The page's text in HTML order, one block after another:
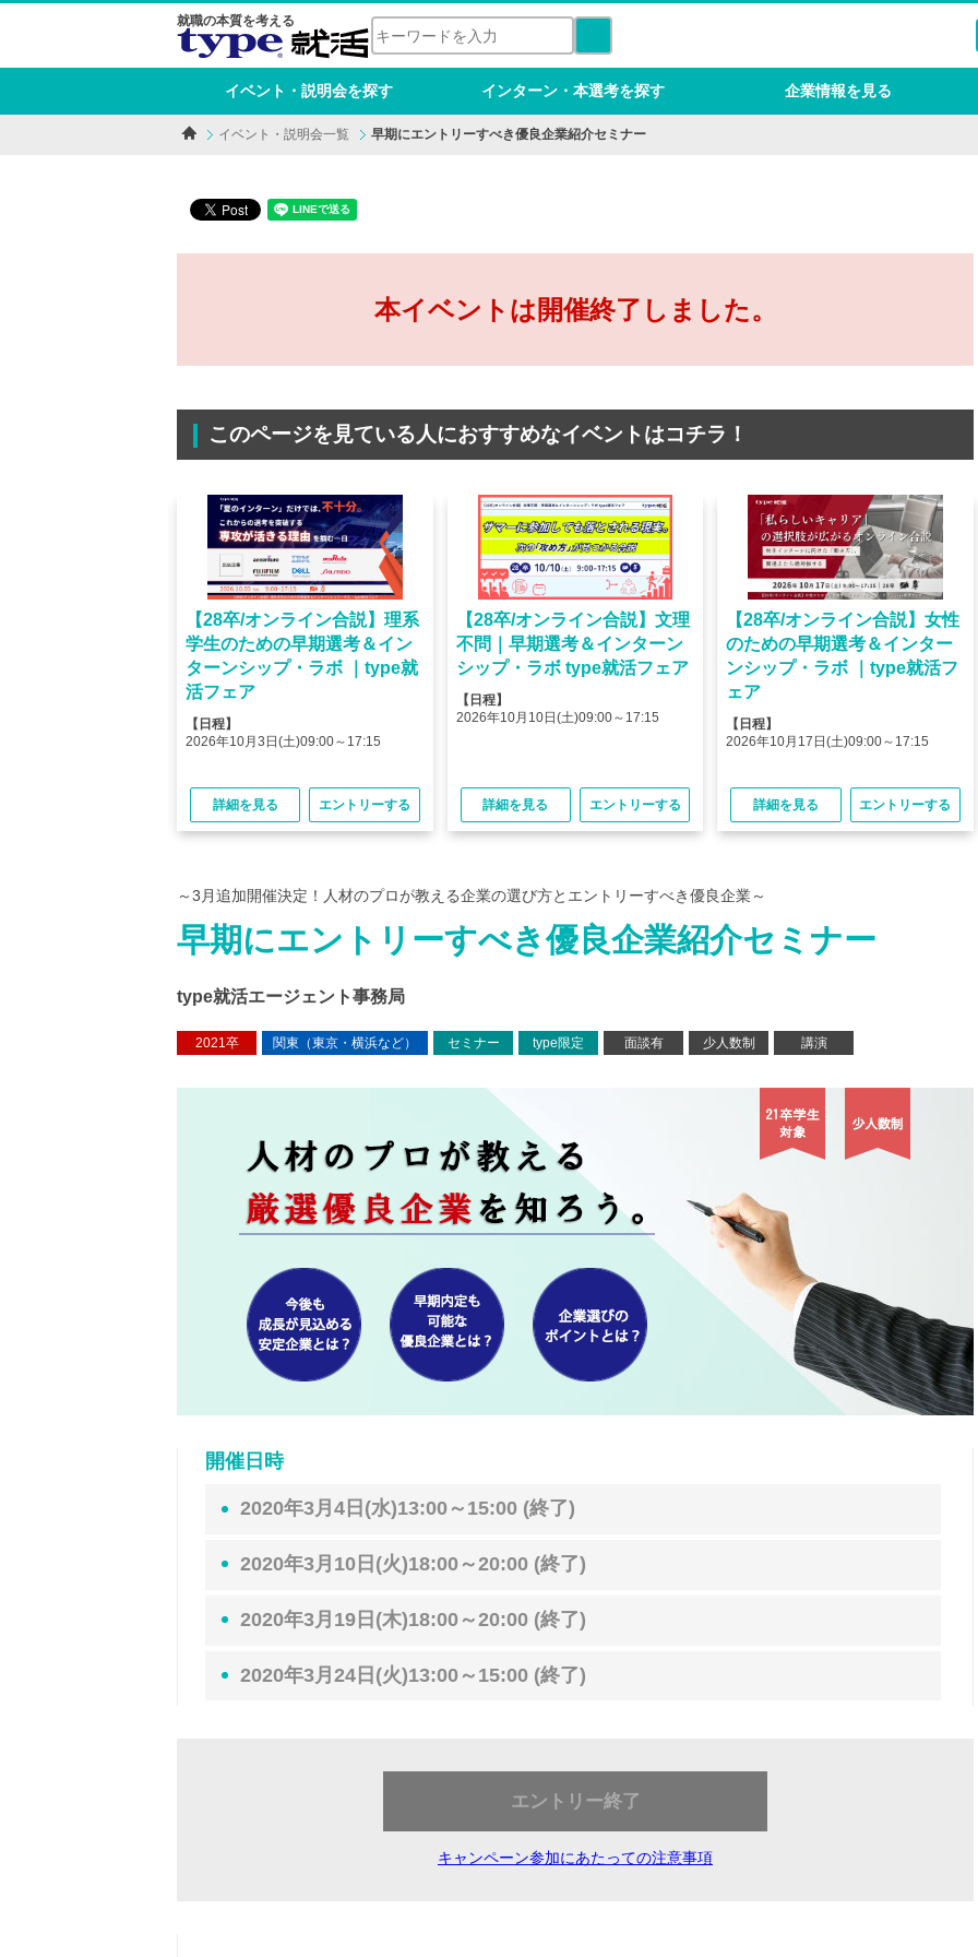
就職の本質を考える
イベント・説明会を探す インターン・本選考を探す 企業情報を見る
イベント・説明会一覧 早期にエントリーすべき優良企業紹介セミナー
本イベントは開催終了しました。
このページを見ている人におすすめなイベントはコチラ！
【28卒/オンライン合説】理系
学生のための早期選考＆イン
ターンシップ・ラボ ｜type就
活フェア
【日程】
2026年10月3日(土)09:00～17:15
詳細を見る エントリーする
【28卒/オンライン合説】文理
不問｜早期選考＆インターン
シップ・ラボ type就活フェア
【日程】
2026年10月10日(土)09:00～17:15
詳細を見る エントリーする
【28卒/オンライン合説】女性
のための早期選考＆インター
ンシップ・ラボ ｜type就活フ
ェア
【日程】
2026年10月17日(土)09:00～17:15
詳細を見る エントリーする
～3月追加開催決定！人材のプロが教える企業の選び方とエントリーすべき優良企業～
早期にエントリーすべき優良企業紹介セミナー
type就活エージェント事務局
2021卒 関東（東京・横浜など） セミナー type限定 面談有 少人数制 講演
開催日時
2020年3月4日(水)13:00～15:00 (終了)
2020年3月10日(火)18:00～20:00 (終了)
2020年3月19日(木)18:00～20:00 (終了)
2020年3月24日(火)13:00～15:00 (終了)
エントリー終了
キャンペーン参加にあたっての注意事項